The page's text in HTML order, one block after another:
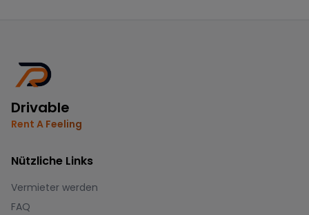
Drivable
Rent A Feeling
Nützliche Links
Vermieter werden
FAQ